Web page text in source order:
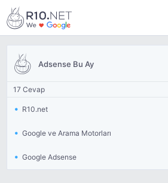
Adsense Bu Ay
17 Cevap
R10.net
Google ve Arama Motorları
Google Adsense